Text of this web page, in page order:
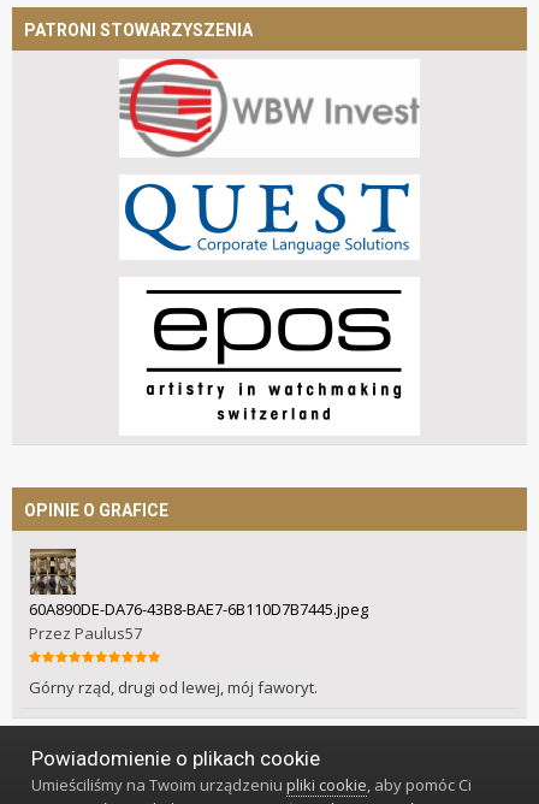
PATRONI STOWARZYSZENIA
OPINIE O GRAFICE
60A890DE-DA76-43B8-BAE7-6B110D7B7445.jpeg
Przez Paulus57
Górny rząd, drugi od lewej, mój faworyt.
Język Styl Polityka prywatności
Klub Miłośników Zegarów i Zegarków
Powiadomienie o plikach cookie
Umieściliśmy na Twoim urządzeniupliki cookie, aby pomóc Ci